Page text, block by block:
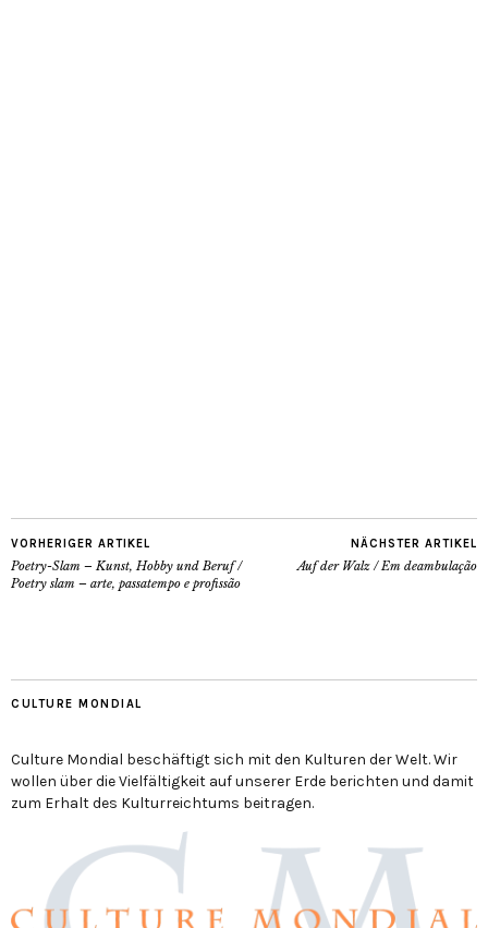
VORHERIGER ARTIKEL
Poetry-Slam – Kunst, Hobby und Beruf /
Poetry slam – arte, passatempo e profissão
NÄCHSTER ARTIKEL
Auf der Walz / Em deambulação
CULTURE MONDIAL
Culture Mondial beschäftigt sich mit den Kulturen der Welt. Wir
wollen über die Vielfältigkeit auf unserer Erde berichten und damit
zum Erhalt des Kulturreichtums beitragen.